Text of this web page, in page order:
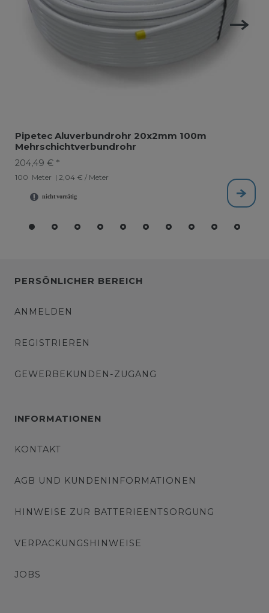
Pipetec Aluverbundrohr 20x2mm 100m
Mehrschichtverbundrohr
204,49 € *
100 Meter | 2,04 € / Meter
PERSÖNLICHER BEREICH
ANMELDEN
REGISTRIEREN
GEWERBEKUNDEN-ZUGANG
INFORMATIONEN
KONTAKT
AGB UND KUNDENINFORMATIONEN
HINWEISE ZUR BATTERIEENTSORGUNG
VERPACKUNGSHINWEISE
JOBS